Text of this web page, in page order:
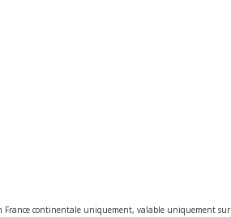
France continentale uniquement, valable uniquement